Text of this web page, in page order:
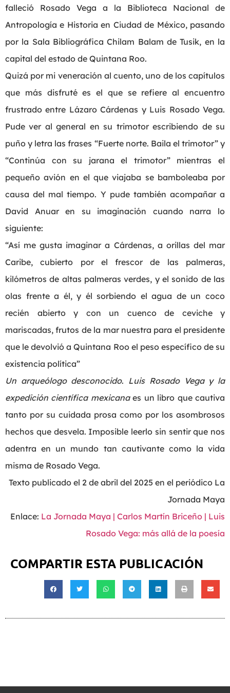
falleció Rosado Vega a la Biblioteca Nacional de
Antropología e Historia en Ciudad de México, pasando
por la Sala Bibliográfica Chilam Balam de Tusik, en la
capital del estado de Quintana Roo.
Quizá por mi veneración al cuento, uno de los capítulos
que más disfruté es el que se refiere al encuentro
frustrado entre Lázaro Cárdenas y Luis Rosado Vega.
Pude ver al general en su trimotor escribiendo de su
puño y letra las frases “Fuerte norte. Baila el trimotor” y
“Continúa con su jarana el trimotor” mientras el
pequeño avión en el que viajaba se bamboleaba por
causa del mal tiempo. Y pude también acompañar a
David Anuar en su imaginación cuando narra lo
siguiente:
“Así me gusta imaginar a Cárdenas, a orillas del mar
Caribe, cubierto por el frescor de las palmeras,
kilómetros de altas palmeras verdes, y el sonido de las
olas frente a él, y él sorbiendo el agua de un coco
recién abierto y con un cuenco de ceviche y
mariscadas, frutos de la mar nuestra para el presidente
que le devolvió a Quintana Roo el peso específico de su
existencia política”
Un arqueólogo desconocido. Luis Rosado Vega y la
expedición científica mexicanaes un libro que cautiva
tanto por su cuidada prosa como por los asombrosos
hechos que desvela. Imposible leerlo sin sentir que nos
adentra en un mundo tan cautivante como la vida
misma de Rosado Vega.
Texto publicado el 2 de abril del 2025 en el periódico La
Jornada Maya
Enlace: La Jornada Maya | Carlos Martín Briceño | Luis
Rosado Vega: más allá de la poesía
COMPARTIR ESTA PUBLICACIÓN